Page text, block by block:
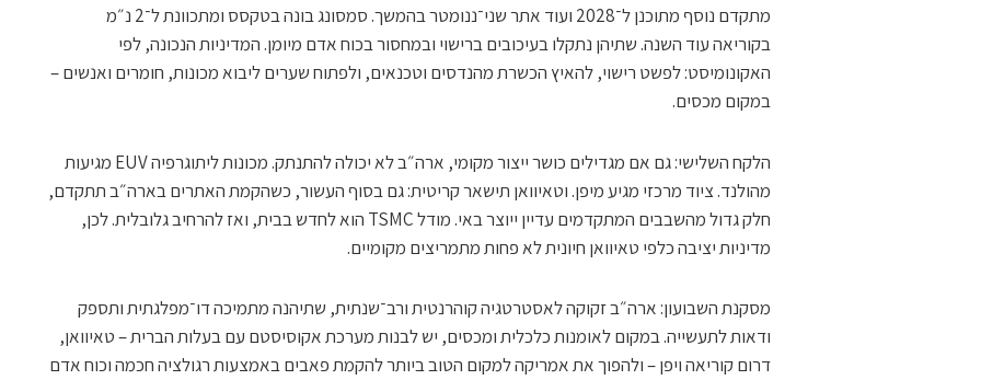
מתקדם נוסף מתוכנן ל־2028 ועוד אתר שני־ננומטר בהמשך. סמסונג בונה בטקסס ומתכוונת ל־2 נ״מ
בקוריאה עוד השנה. שתיהן נתקלו בעיכובים ברישוי ובמחסור בכוח אדם מיומן. המדיניות הנכונה, לפי
האקונומיסט: לפשט רישוי, להאיץ הכשרת מהנדסים וטכנאים, ולפתוח שערים ליבוא מכונות, חומרים ואנשים –
במקום מכסים.
הלקח השלישי: גם אם מגדילים כושר ייצור מקומי, ארה״ב לא יכולה להתנתק. מכונות ליתוגרפיה EUV מגיעות
מהולנד. ציוד מרכזי מגיע מיפן. וטאיוואן תישאר קריטית: גם בסוף העשור, כשהקמת האתרים בארה״ב תתקדם,
חלק גדול מהשבבים המתקדמים עדיין ייוצר באי. מודל TSMC הוא לחדש בבית, ואז להרחיב גלובלית. לכן,
מדיניות יציבה כלפי טאיוואן חיונית לא פחות מתמריצים מקומיים.
מסקנת השבועון: ארה״ב זקוקה לאסטרטגיה קוהרנטית ורב־שנתית, שתיהנה מתמיכה דו־מפלגתית ותספק
ודאות לתעשייה. במקום לאומנות כלכלית ומכסים, יש לבנות מערכת אקוסיסטם עם בעלות הברית – טאיוואן,
דרום קוריאה ויפן – ולהפוך את אמריקה למקום הטוב ביותר להקמת פאבים באמצעות רגולציה חכמה וכוח אדם